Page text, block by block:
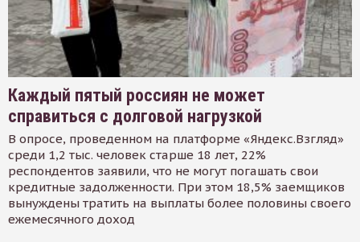
Каждый пятый россиян не может
справиться с долговой нагрузкой
В опросе, проведенном на платформе «Яндекс.Взгляд»
среди 1,2 тыс. человек старше 18 лет, 22%
респондентов заявили, что не могут погашать свои
кредитные задолженности. При этом 18,5% заемщиков
вынуждены тратить на выплаты более половины своего
ежемесячного доход